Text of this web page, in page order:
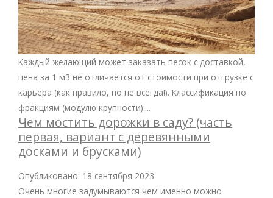
Каждый желающий может заказать песок с доставкой,
цена за 1 м3 не отличается от стоимости при отгрузке с
карьера (как правило, но не всегда!). Классификация по
фракциям (модулю крупности):...
Чем мостить дорожки в саду? (часть
первая, вариант с деревянными
досками и брусками)
Опубликовано: 18 сентября 2023
Очень многие задумываются чем именно можно